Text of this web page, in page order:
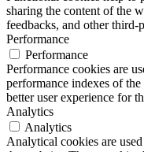
sharing the content of the
feedbacks, and other third-
Performance
Performance
Performance cookies are
performance indexes of
better user experience for
Analytics
Analytics
Analytical cookies are